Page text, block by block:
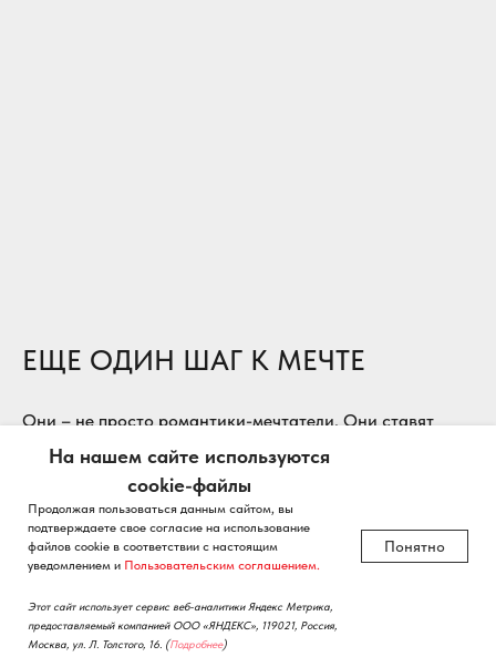
ЕЩЕ ОДИН ШАГ К МЕЧТЕ
Они – не просто романтики-мечтатели. Они ставят
работают. И «Школа фермера» в Горском ГАУ стала для
них еще одним этапом на пути к намеченному:
слушатели 4-го сезона завершили свое обучение.
02.07.2026
На нашем сайте используются
cookie-файлы
Продолжая пользоваться данным сайтом, вы
подтверждаете свое согласие на использование
файлов cookie в соответствии с настоящим
уведомлением и Пользовательским соглашением.
Этот сайт использует сервис веб-аналитики Яндекс Метрика,
предоставляемый компанией ООО «ЯНДЕКС», 119021, Россия,
Москва, ул. Л. Толстого, 16. (Подробнее)
Понятно